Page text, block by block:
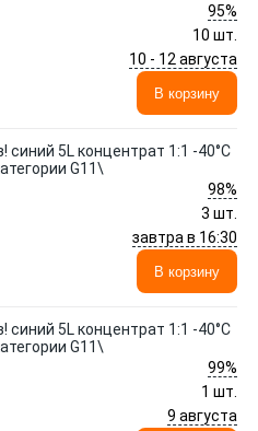
95%
10 шт.
10 - 12 августа
В корзину
синий 5L концентрат 1:1 -40°C
G11\
98%
3 шт.
завтра в 16:30
В корзину
синий 5L концентрат 1:1 -40°C
G11\
99%
1 шт.
9 августа